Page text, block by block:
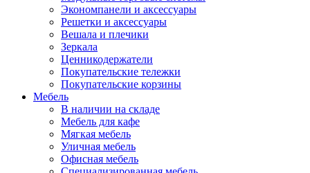
Экономпанели и аксессуары
Решетки и аксессуары
Вешала и плечики
Зеркала
Ценникодержатели
Покупательские тележки
Покупательские корзины
Мебель
В наличии на складе
Мебель для кафе
Мягкая мебель
Уличная мебель
Офисная мебель